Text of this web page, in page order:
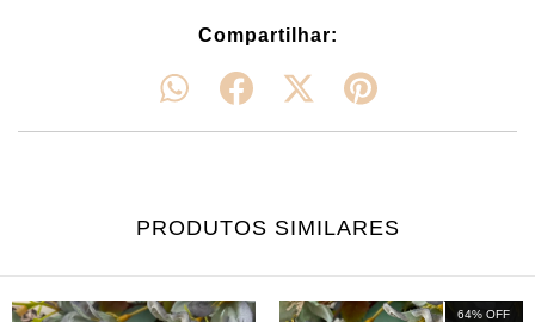
Compartilhar:
PRODUTOS SIMILARES
64% OFF